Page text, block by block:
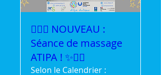
💆‍♀️✨ NOUVEAU :
Séance de massage
ATIPA ! ✨💆‍♂️
Selon le Calendrier :